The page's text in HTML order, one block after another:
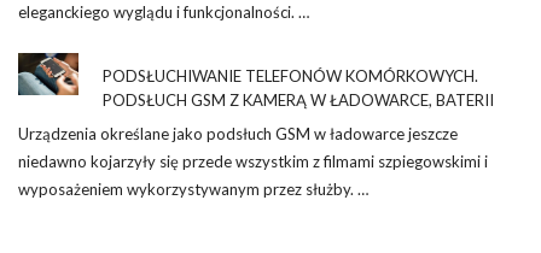
eleganckiego wyglądu i funkcjonalności. …
PODSŁUCHIWANIE TELEFONÓW KOMÓRKOWYCH.
PODSŁUCH GSM Z KAMERĄ W ŁADOWARCE, BATERII
Urządzenia określane jako podsłuch GSM w ładowarce jeszcze
niedawno kojarzyły się przede wszystkim z filmami szpiegowskimi i
wyposażeniem wykorzystywanym przez służby. …